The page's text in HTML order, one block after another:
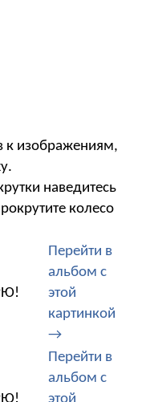
к изображениям,
наведитесь
колесо
Перейти в
альбом с
этой
картинкой
→
Перейти в
альбом с